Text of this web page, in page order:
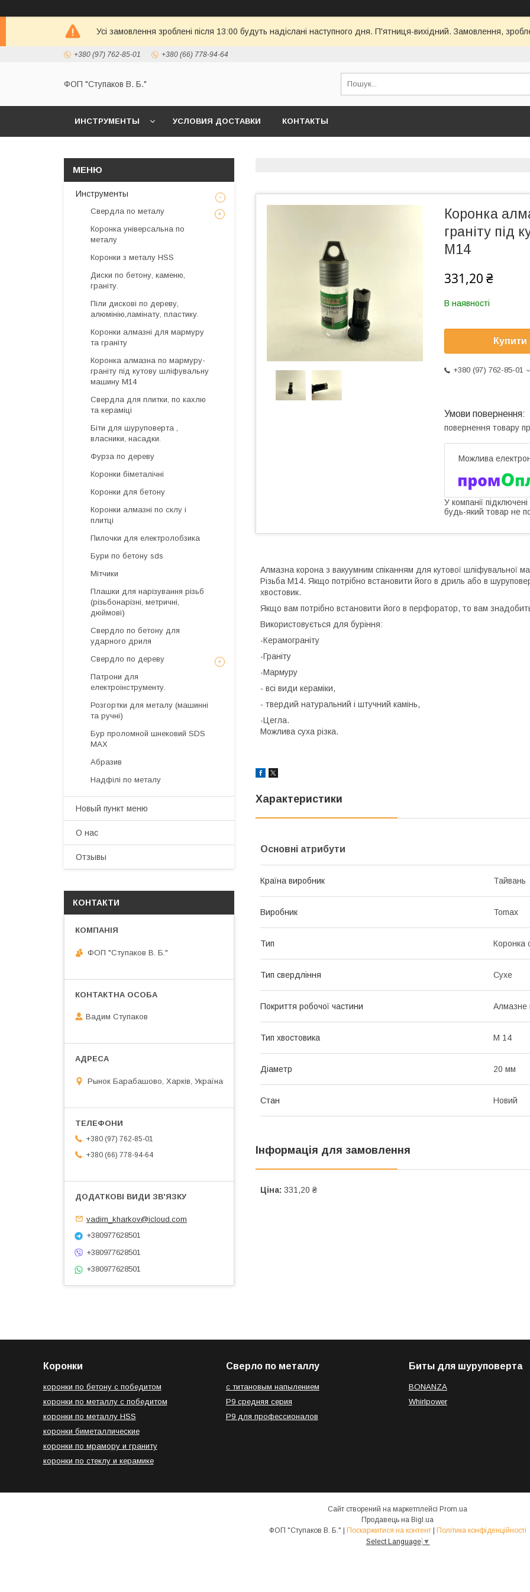
Усі замовлення зроблені після 13:00 будуть надіслані наступного дня. П'ятниця-вихідний. Замовлення,
+380 (97) 762-85-01 +380 (66) 778-94-64
ФОП "Ступаков В. Б."
ИНСТРУМЕНТЫ УСЛОВИЯ ДОСТАВКИ КОНТАКТЫ
Коронка
граніту під
М14
331,20 ₴
В наявності
Купити
+380 (97) 762-85-01
повернення товару
У компанії
будь-який товар не
Алмазна корона з вакуумним спіканням для кутової шліфувальної
Різьба М14. Якщо потрібно встановити його в дриль або в
хвостовик.
Якщо вам потрібно встановити його в перфоратор, то вам
Використовується для буріння:
-Керамограніту
-Граніту
-Мармуру
- всі види кераміки,
- твердий натуральний і штучний камінь,
-Цегла.
Можлива суха різка.
Характеристики
Основні атрибути
Країна виробник Тайвань
Виробник Tomax
Тип Коронка
Тип свердління Сухе
Покриття робочої частини Алмазне
Тип хвостовика М 14
Діаметр 20 мм
Стан Новий
Інформація для замовлення
Ціна: 331,20 ₴
Инструменты
Свердла по металу
Коронка універсальна по
металу
Коронки з металу HSS
Диски по бетону, каменю,
граніту.
Піли дискові по дереву,
алюмінію,ламінату, пластику.
Коронки алмазні для мармуру
та граніту
Коронка алмазна по мармуру-
граніту під кутову шліфувальну
машину М14
Свердла для плитки, по кахлю
та кераміці
Біти для шуруповерта ,
власники, насадки.
Фурза по дереву
Коронки біметалічні
Коронки для бетону
Коронки алмазні по склу і
плитці
Пилочки для електролобзика
Бури по бетону sds
Мітчики
Плашки для нарізування різьб
(різьбонарізні, метричні,
дюймові)
Свердло по бетону для
ударного дриля
Свердло по дереву
Патрони для
електроінструменту.
Розгортки для металу (машинні
та ручні)
Бур проломной шнековий SDS
MAX
Абразив
Надфілі по металу
Новый пункт меню
О нас
Отзывы
КОНТАКТИ
ФОП "Ступаков В. Б."
Вадим Ступаков
Рынок Барабашово, Харків, Україна
+380 (97) 762-85-01
+380 (66) 778-94-64
vadim_kharkov@icloud.com
+380977628501
+380977628501
+380977628501
Коронки
коронки по бетону с победитом
коронки по металлу с победитом
коронки по металлу HSS
коронки биметаллические
коронки по мрамору и граниту
коронки по стеклу и керамике
Сверло по металлу
с титановым напылением
Р9 средняя серия
Р9 для профессионалов
Биты для шуруповерта
BONANZA
Whirlpower
Сайт створений на маркетплейсі Prom.ua
Продавець на Bigl.ua
Поскаржитися на контент
Політика конфіденційності
Select Language ▼